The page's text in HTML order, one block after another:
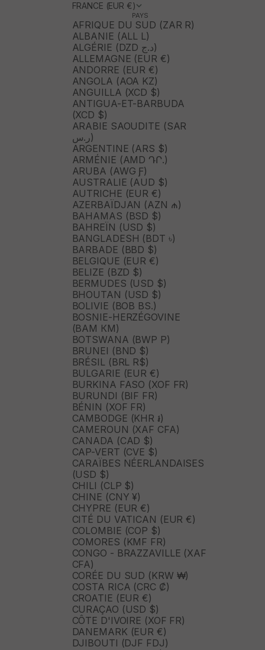
FRANCE (EUR €)
PAYS
AFRIQUE DU SUD (ZAR R)
ALBANIE (ALL L)
ALGÉRIE (DZD د.ج)
ALLEMAGNE (EUR €)
ANDORRE (EUR €)
ANGOLA (AOA KZ)
ANGUILLA (XCD $)
ANTIGUA-ET-BARBUDA
(XCD $)
ARABIE SAOUDITE (SAR
ر.س)
ARGENTINE (ARS $)
ARMÉNIE (AMD ԴՐ.)
ARUBA (AWG Ƒ)
AUSTRALIE (AUD $)
AUTRICHE (EUR €)
AZERBAÏDJAN (AZN ₼)
BAHAMAS (BSD $)
BAHREÏN (USD $)
BANGLADESH (BDT ৳)
BARBADE (BBD $)
BELGIQUE (EUR €)
BELIZE (BZD $)
BERMUDES (USD $)
BHOUTAN (USD $)
BOLIVIE (BOB BS.)
BOSNIE-HERZÉGOVINE
(BAM КМ)
BOTSWANA (BWP P)
BRUNEI (BND $)
BRÉSIL (BRL R$)
BULGARIE (EUR €)
BURKINA FASO (XOF FR)
BURUNDI (BIF FR)
BÉNIN (XOF FR)
CAMBODGE (KHR ៛)
CAMEROUN (XAF CFA)
CANADA (CAD $)
CAP-VERT (CVE $)
CARAÏBES NÉERLANDAISES
(USD $)
CHILI (CLP $)
CHINE (CNY ¥)
CHYPRE (EUR €)
CITÉ DU VATICAN (EUR €)
COLOMBIE (COP $)
COMORES (KMF FR)
CONGO - BRAZZAVILLE (XAF
CFA)
CORÉE DU SUD (KRW ₩)
COSTA RICA (CRC ₡)
CROATIE (EUR €)
CURAÇAO (USD $)
CÔTE D'IVOIRE (XOF FR)
DANEMARK (EUR €)
DJIBOUTI (DJF FDJ)